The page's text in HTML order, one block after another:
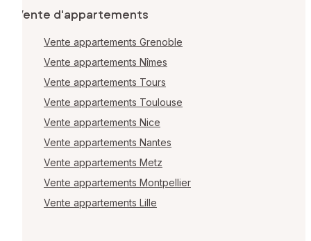
Vente d'appartements
Vente appartements Grenoble
Vente appartements Nîmes
Vente appartements Tours
Vente appartements Toulouse
Vente appartements Nice
Vente appartements Nantes
Vente appartements Metz
Vente appartements Montpellier
Vente appartements Lille